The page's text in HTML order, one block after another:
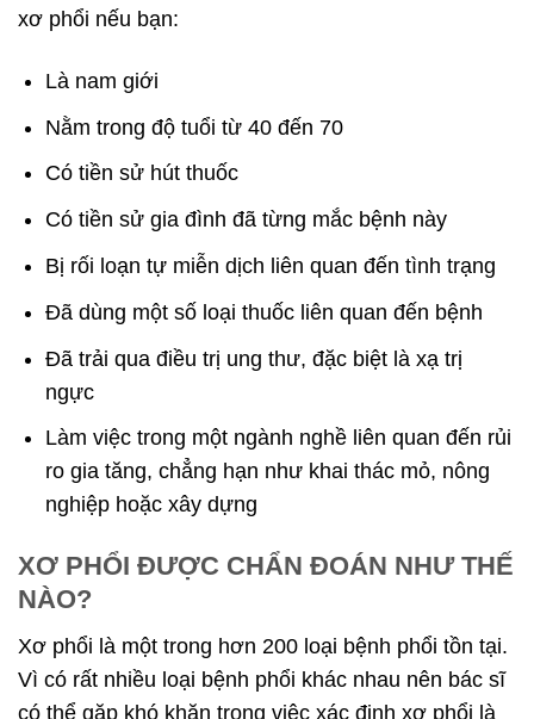
xơ phổi nếu bạn:
Là nam giới
Nằm trong độ tuổi từ 40 đến 70
Có tiền sử hút thuốc
Có tiền sử gia đình đã từng mắc bệnh này
Bị rối loạn tự miễn dịch liên quan đến tình trạng
Đã dùng một số loại thuốc liên quan đến bệnh
Đã trải qua điều trị ung thư, đặc biệt là xạ trị
ngực
Làm việc trong một ngành nghề liên quan đến rủi
ro gia tăng, chẳng hạn như khai thác mỏ, nông
nghiệp hoặc xây dựng
XƠ PHỔI ĐƯỢC CHẨN ĐOÁN NHƯ THẾ
NÀO?
Xơ phổi là một trong hơn 200 loại bệnh phổi tồn tại.
Vì có rất nhiều loại bệnh phổi khác nhau nên bác sĩ
có thể gặp khó khăn trong việc xác định xơ phổi là